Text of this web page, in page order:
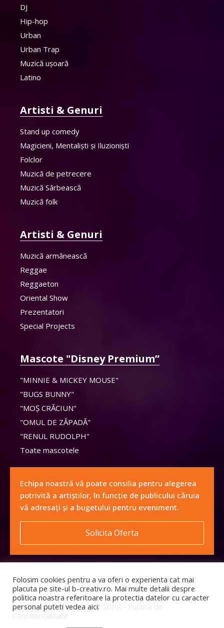
DJ
Hip-hop
Urban
Urban Trap
Muzică ușoară
Latino
Artisti & Genuri
Stand up comedy
Magicieni, Mentaliști și Iluzioniști
Folclor
Muzică de petrecere
Muzică Sârbească
Muzică folk
Artisti & Genuri
Muzică armânească
Reggae
Reggaeton
Oriental Show
Prezentatori
Special Projects
Mascote "Disney Premium”
"MINNIE & MICKEY MOUSE"
"BUGS BUNNY"
"MOȘ CRĂCIUN"
"OMUL DE ZĂPADĂ"
"RENUL RUDOLPH"
Toate mascotele
Echipa noastră vă poate consilia pentru alegerea
potrivită a artiștilor, în funcție de publicului căruia
vă adresați și a bugetului pentru eveniment.
Solicita Oferta
Folosim cookies pentru a va oferi o experienta cat mai
placuta pe site-ul b-creativ.ro. Mai multe detalii despre
politica noastra referitoare la protectia datelor cu caracter
personal puteti vedea aici: